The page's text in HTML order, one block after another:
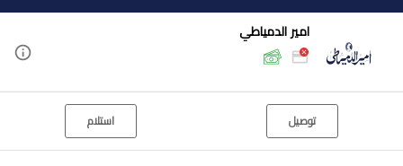
امير الدمياطي
توصيل استلام